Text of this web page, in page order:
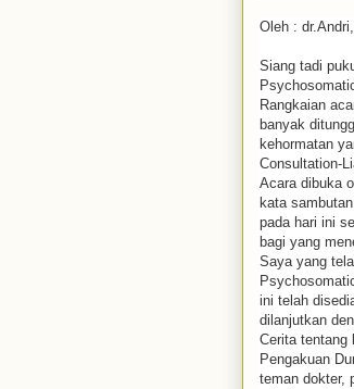
Oleh :
Siang tadi
Rangkaian
banyak
kehormatan
Consultation-
Acara dibuka
kata
pada hari ini
bagi yang
Saya yang
ini telah
dilanjutkan
Cerita tentang
Pengakuan
teman dokter,